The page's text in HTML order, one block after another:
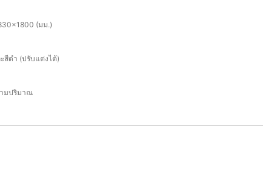
(มม.)
สีดำ (ปรับแต่งได้)
มปริมาณ